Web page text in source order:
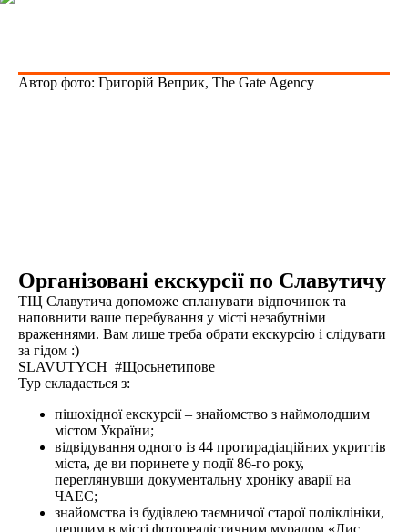
Автор фото: Григорій Веприк, The Gate Agency
Організовані екскурсії по Славутичу
ТІЦ Славутича допоможе спланувати відпочинок та
наповнити ваше перебування у місті незабутніми
враженнями. Вам лише треба обрати екскурсію і слідувати
за гідом :)
SLAVUTYCH_#Щосьнетипове
Тур складається з:
пішохідної екскурсії – знайомство з наймолодшим
містом України;
відвідування одного із 44 протирадіаційних укриттів
міста, де ви поринете у події 86-го року,
переглянувши документальну хроніку аварії на
ЧАЕС;
знайомства із будівлею таємничої старої поліклініки,
першим в місті фотореалістичним муралом «Лис